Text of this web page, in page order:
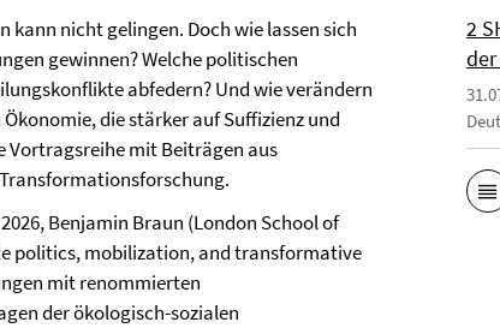
kann nicht gelingen. Doch wie lassen sich
gewinnen? Welche politischen
abfedern? Und wie verändern
die stärker auf Suffizienz und
Vortragsreihe mit Beiträgen aus
Benjamin Braun (London School of
politics, mobilization, and transformative
mit renommierten
der ökologisch-sozialen
2